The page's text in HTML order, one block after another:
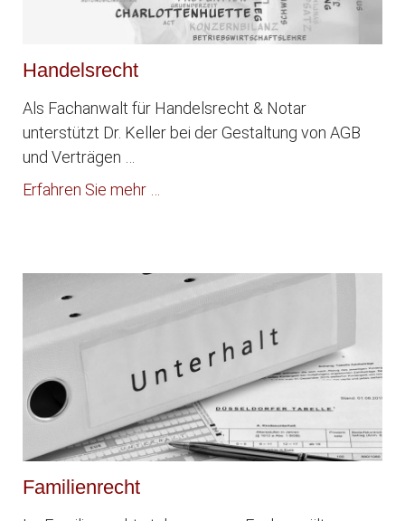
Handelsrecht
Als Fachanwalt für Handelsrecht & Notar
unterstützt Dr. Keller bei der Gestaltung von AGB
und Verträgen …
Erfahren Sie mehr …
Familienrecht